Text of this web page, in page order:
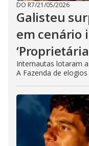
DO R7/21/05/2026
Galisteu
em cenário
Internautas lotaram
A Fazenda de elogios